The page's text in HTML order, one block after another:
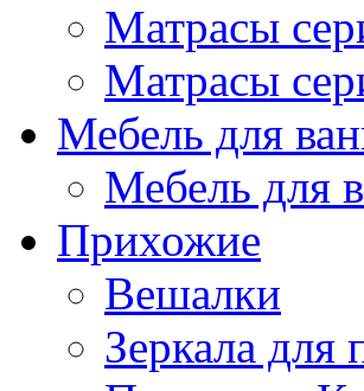
Матрасы
Матрасы
Мебель для
Мебель для
Прихожие
Вешалки
Зеркала для